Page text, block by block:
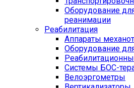
Оборудование
реанимации
Реабилитация
Аппараты
Оборудование
Системы БОС-
Велоэргометры